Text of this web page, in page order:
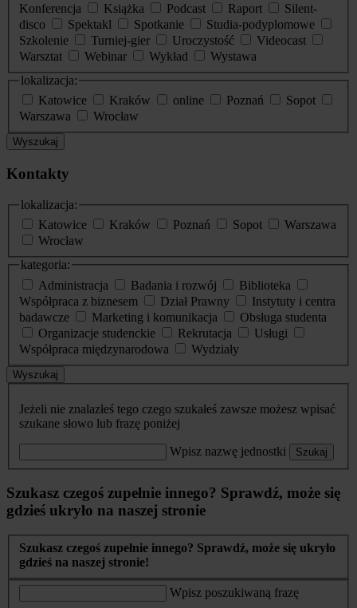
Konferencja
Książka Podcast Raport
Silent-
disco
Spektakl Spotkanie
Studia-podyplomowe
Szkolenie
Turniej-gier Uroczystość
Videocast
Warsztat
Webinar Wykład
Wystawa
lokalizacja:
Katowice
Kraków online Poznań
Sopot
Warszawa
Wrocław
Wyszukaj
Kontakty
lokalizacja:
Katowice
Kraków Poznań Sopot
Warszawa
Wrocław
kategoria:
Administracja
Badania i rozwój
Biblioteka
Współpraca z biznesem
Dział Prawny
Instytuty i centra
badawcze
Marketing i komunikacja
Obsługa studenta
Organizacje studenckie
Rekrutacja
Usługi
Współpraca międzynarodowa
Wydziały
Wyszukaj
Jeżeli nie znalazłeś tego czego szukałeś zawsze możesz wpisać
szukane słowo lub frazę poniżej
Wpisz nazwę jednostki Szukaj
Szukasz czegoś zupełnie innego? Sprawdź, może się
gdzieś ukryło na naszej stronie
Szukasz czegoś zupełnie innego? Sprawdź, może się ukryło
gdzieś na naszej stronie!
Wpisz poszukiwaną frazę